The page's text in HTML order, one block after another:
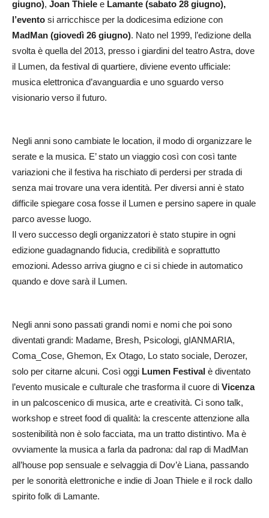
giugno), Joan Thiele e Lamante (sabato 28 giugno),
l’evento si arricchisce per la dodicesima edizione con
MadMan (giovedì 26 giugno). Nato nel 1999, l’edizione della
svolta è quella del 2013, presso i giardini del teatro Astra, dove
il Lumen, da festival di quartiere, diviene evento ufficiale:
musica elettronica d’avanguardia e uno sguardo verso
visionario verso il futuro.
Negli anni sono cambiate le location, il modo di organizzare le
serate e la musica. E’ stato un viaggio così con così tante
variazioni che il festiva ha rischiato di perdersi per strada di
senza mai trovare una vera identità. Per diversi anni è stato
difficile spiegare cosa fosse il Lumen e persino sapere in quale
parco avesse luogo.
Il vero successo degli organizzatori è stato stupire in ogni
edizione guadagnando fiducia, credibilità e soprattutto
emozioni. Adesso arriva giugno e ci si chiede in automatico
quando e dove sarà il Lumen.
Negli anni sono passati grandi nomi e nomi che poi sono
diventati grandi: Madame, Bresh, Psicologi, gIANMARIA,
Coma_Cose, Ghemon, Ex Otago, Lo stato sociale, Derozer,
solo per citarne alcuni. Così oggi Lumen Festival è diventato
l’evento musicale e culturale che trasforma il cuore di Vicenza
in un palcoscenico di musica, arte e creatività. Ci sono talk,
workshop e street food di qualità: la crescente attenzione alla
sostenibilità non è solo facciata, ma un tratto distintivo. Ma è
ovviamente la musica a farla da padrona: dal rap di MadMan
all’house pop sensuale e selvaggia di Dov’è Liana, passando
per le sonorità elettroniche e indie di Joan Thiele e il rock dallo
spirito folk di Lamante.